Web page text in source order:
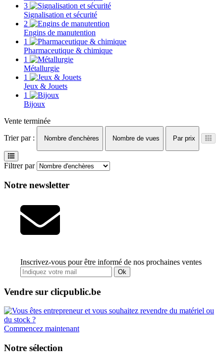
3
Signalisation et sécurité
2
Engins de manutention
1
Pharmaceutique & chimique
1
Métallurgie
1
Jeux & Jouets
1
Bijoux
Vente terminée
Trier par :
Nombre d'enchères Nombre de vues Par prix
Filtrer par
Notre newsletter
Inscrivez-vous pour être informé de nos prochaines ventes
Ok
Vendre sur clicpublic.be
Commencez maintenant
Notre sélection